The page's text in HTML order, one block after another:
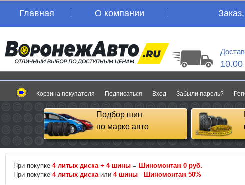
Главная О компании
Корзина покупателя Подписаться Вход Забыли пароль?
Подбор шин
по марке авто
При покупке 4 литых диска + 4 шины = Шиномонтаж 0 руб.
При покупке 4 литых диска или 4 шины - Шиномонтаж 50%